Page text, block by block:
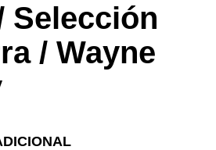
Selección
/ Wayne